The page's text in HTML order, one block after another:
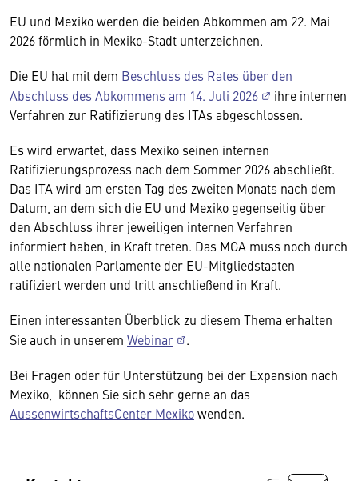
EU und Mexiko werden die beiden Abkommen am 22. Mai
2026 förmlich in Mexiko-Stadt unterzeichnen.
Die EU hat mit dem Beschluss des Rates über den
Abschluss des Abkommens am 14. Juli 2026
ihre internen
Verfahren zur Ratifizierung des ITAs abgeschlossen.
Es wird erwartet, dass Mexiko seinen internen
Ratifizierungsprozess nach dem Sommer 2026 abschließt.
Das ITA wird am ersten Tag des zweiten Monats nach dem
Datum, an dem sich die EU und Mexiko gegenseitig über
den Abschluss ihrer jeweiligen internen Verfahren
informiert haben, in Kraft treten. Das MGA muss noch durch
alle nationalen Parlamente der EU-Mitgliedstaaten
ratifiziert werden und tritt anschließend in Kraft.
Einen interessanten Überblick zu diesem Thema erhalten
Sie auch in unserem Webinar
.
Bei Fragen oder für Unterstützung bei der Expansion nach
Mexiko, können Sie sich sehr gerne an das
AussenwirtschaftsCenter Mexikowenden.